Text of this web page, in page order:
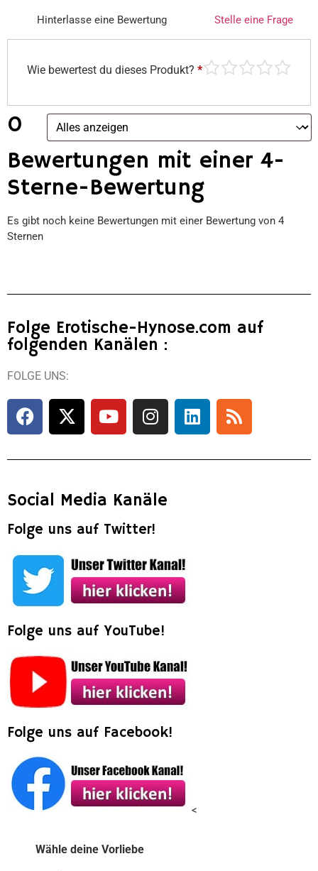
Hinterlasse eine Bewertung Stelle eine Frage
Wie bewertest du dieses Produkt? *
0
Bewertungen mit einer 4-
Sterne-Bewertung
Es gibt noch keine Bewertungen mit einer Bewertung von 4
Sternen
Folge Erotische-Hynose.com auf
folgenden Kanälen :
FOLGE UNS:
Social Media Kanäle
Folge uns auf Twitter!
Folge uns auf YouTube!
Folge uns auf Facebook!
<
Wähle deine Vorliebe